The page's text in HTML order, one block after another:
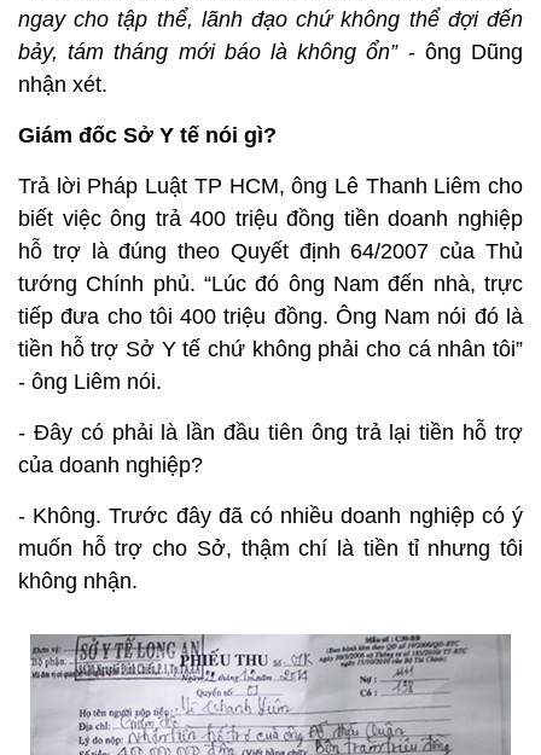
ngay cho tập thể, lãnh đạo chứ không thể đợi đến
bảy, tám tháng mới báo là không ổn”- ông Dũng
nhận xét.
Giám đốc Sở Y tế nói gì?
Trả lời Pháp Luật TP HCM, ông Lê Thanh Liêm cho
biết việc ông trả 400 triệu đồng tiền doanh nghiệp
hỗ trợ là đúng theo Quyết định 64/2007 của Thủ
tướng Chính phủ. “Lúc đó ông Nam đến nhà, trực
tiếp đưa cho tôi 400 triệu đồng. Ông Nam nói đó là
tiền hỗ trợ Sở Y tế chứ không phải cho cá nhân tôi”
- ông Liêm nói.
- Đây có phải là lần đầu tiên ông trả lại tiền hỗ trợ
của doanh nghiệp?
- Không. Trước đây đã có nhiều doanh nghiệp có ý
muốn hỗ trợ cho Sở, thậm chí là tiền tỉ nhưng tôi
không nhận.